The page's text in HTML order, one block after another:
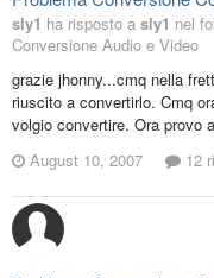
sly1 ha risposto a sly1 nel
Conversione Audio e Video
grazie jhonny...cmq nella
riuscito a convertirlo. Cmq
volgio convertire. Ora provo
August 10, 2007
12